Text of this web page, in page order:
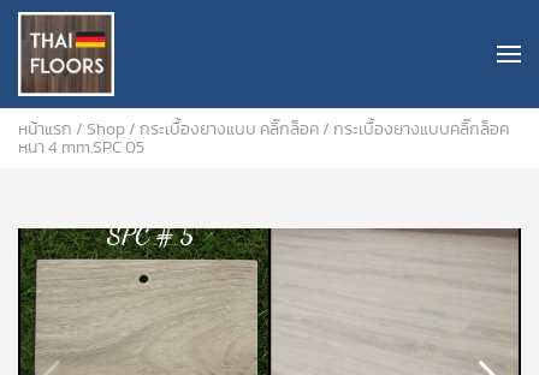
หน้าแรก / Shop / กระเบื้องยางแบบ คลิ๊กล็อค / กระเบื้องยางแบบคลิ๊กล็อค
หนา 4 mm.SPC 05